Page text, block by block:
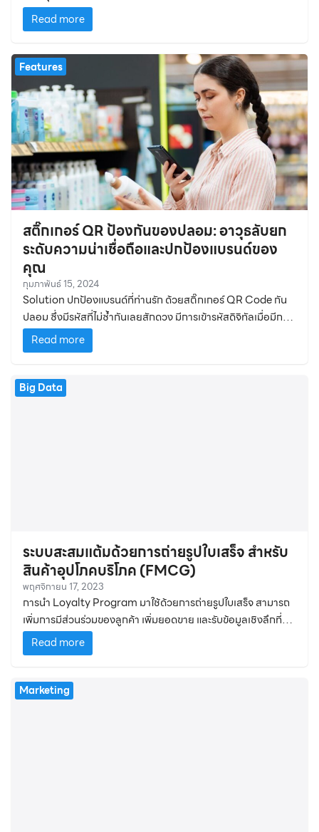
และการสแกนใบเสร็จ
Read more
Features
สติ๊กเกอร์ QR ป้องกันของปลอม: อาวุธลับยก
ระดับความน่าเชื่อถือและปกป้องแบรนด์ของ
คุณ
กุมภาพันธ์ 15, 2024
Solution ปกป้องแบรนด์ที่ท่านรัก ด้วยสติ๊กเกอร์ QR Code กัน
ปลอม ซึ่งมีรหัสที่ไม่ซ้ำกันเลยสักดวง มีการเข้ารหัสดิจิทัลเมื่อมีการ
สแกนด้วยมือถือ
Read more
Big Data
ระบบสะสมแต้มด้วยการถ่ายรูปใบเสร็จ สำหรับ
สินค้าอุปโภคบริโภค (FMCG)
พฤศจิกายน 17, 2023
การนำ Loyalty Program มาใช้ด้วยการถ่ายรูปใบเสร็จ สามารถ
เพิ่มการมีส่วนร่วมของลูกค้า เพิ่มยอดขาย และรับข้อมูลเชิงลึกที่มี
ค่าRead more
Marketing